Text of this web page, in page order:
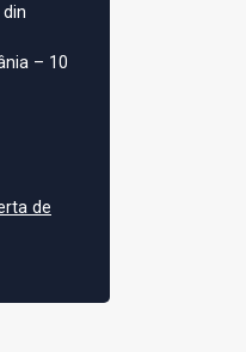
– 10
de